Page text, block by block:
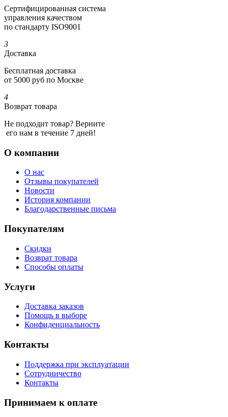
Сертифициро­ванная система
управления качеством
по стандарту ISO9001
3
Доставка
Бесплатная доставка
от 5000 руб по Москве
4
Возврат товара
Не подходит товар? Верните
его нам в течение 7 дней!
О компании
О нас
Отзывы покупателей
Новости
История компании
Благодарственные письма
Покупателям
Скидки
Возврат товара
Способы оплаты
Услуги
Доставка заказов
Помощь в выборе
Конфиденциальность
Контакты
Поддержка при эксплуатации
Сотрудничество
Контакты
Принимаем к оплате